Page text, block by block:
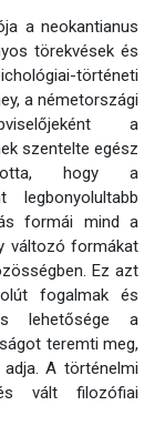
a neokantianus
törekvések és
történeti
a németországi
a
szentelte egész
hogy a
legbonyolultabb
formái mind a
változó formákat
Ez azt
fogalmak és
lehetősége a
teremti meg,
A történelmi
vált filozófiai